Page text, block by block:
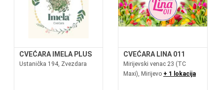
CVEĆARA IMELA PLUS
Ustanička 194, Zvezdara
CVEĆARA LINA 011
Mirijevski venac 23 (TC
Maxi), Mirijevo + 1 lokacija